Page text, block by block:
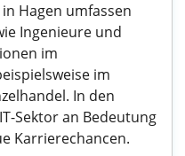
Hagen umfassen
Ingenieure und
im
im
In den
Sektor an Bedeutung
Karrierechancen.